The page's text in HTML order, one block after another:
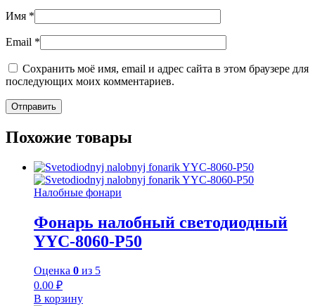
Имя *
Email *
Сохранить моё имя, email и адрес сайта в этом браузере для
последующих моих комментариев.
Похожие товары
Налобные фонари
Фонарь налобный светодиодный
YYC-8060-P50
Оценка 0 из 5
0.00 ₽
В корзину